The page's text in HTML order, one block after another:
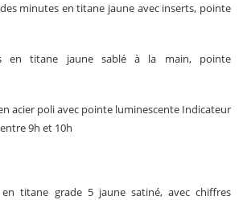
minutes en titane jaune avec inserts, pointe
en titane jaune sablé à la main, pointe
acier poli avec pointe luminescente Indicateur
9h et 10h
titane grade 5 jaune satiné, avec chiffres